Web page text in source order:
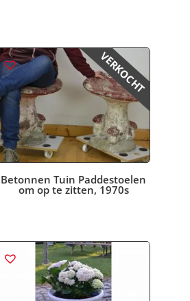
VERKOCHT
Betonnen Tuin Paddestoelen
om op te zitten, 1970s